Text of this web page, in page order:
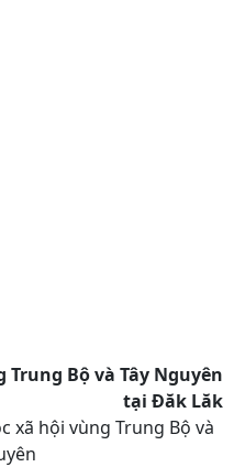
Trung Bộ và Tây Nguyên
tại Đăk Lăk
xã hội vùng Trung Bộ và